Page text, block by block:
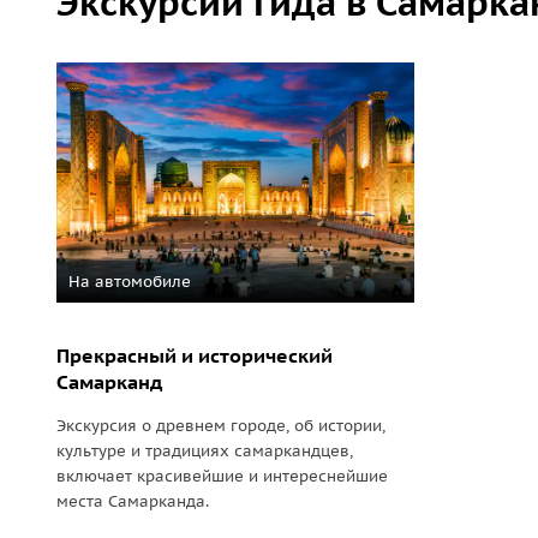
На автомобиле
Прекрасный и исторический
Самарканд
Экскурсия о древнем городе, об истории,
культуре и традициях самаркандцев,
включает красивейшие и интереснейшие
места Самарканда.